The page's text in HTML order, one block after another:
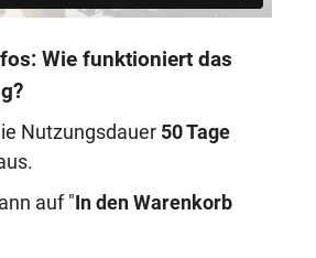
Wie funktioniert das
Nutzungsdauer 50 Tage
auf " In den Warenkorb